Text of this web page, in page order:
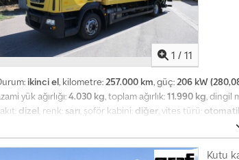
1 / 11
ikinci el, kilometre: 257.000 km, güç: 206 kW
yük ağırlığı:4.030 kg , toplam ağırlık:11.990 kg , dingil
dizel , renk: sarı , şoför kabini: diğer , vites türü:
7.050
2.100 mm, Üretim yılı:2014, inşaat yüksekliği:
Alım veya takas yapılır: - Taşıma araçları - Forkliftler -Kutu